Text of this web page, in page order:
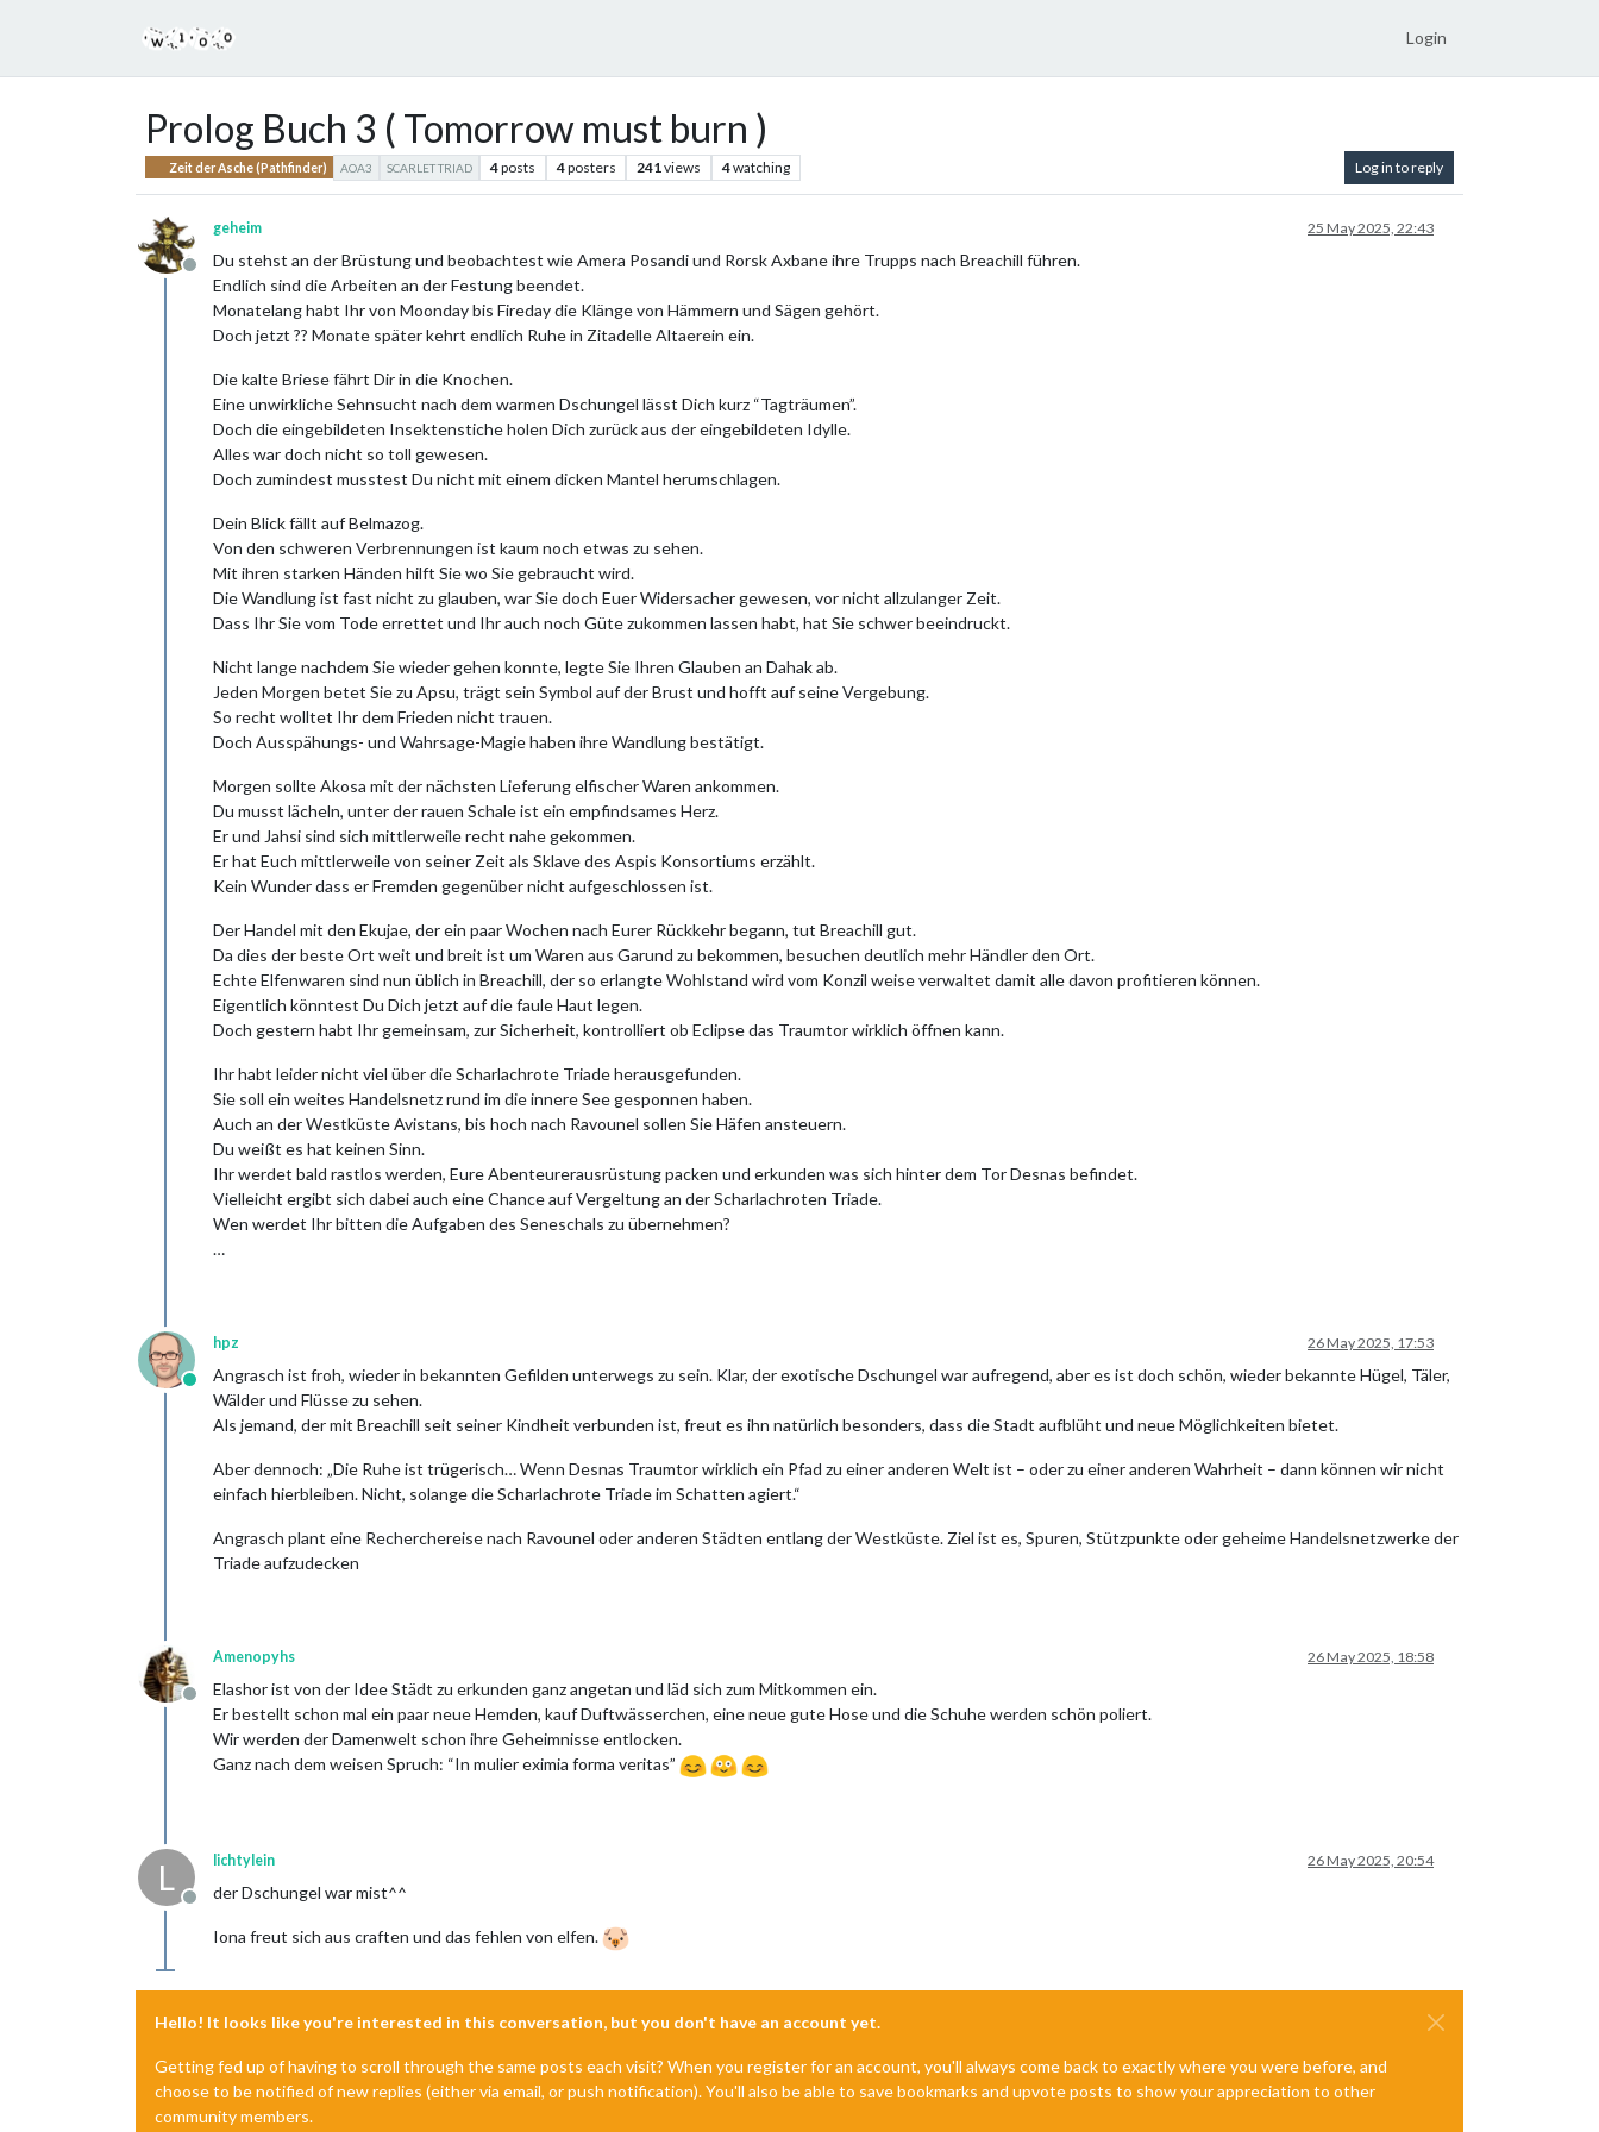
Login
Prolog Buch 3 ( Tomorrow must burn )
Zeit der Asche (Pathfinder) AOA3 SCARLET TRIAD 4posts 4posters 241 views 4watching Log in to reply
Offline
geheim 25 May 2025, 22:43
Du stehst an der Brüstung und beobachtest wie Amera Posandi und Rorsk Axbane ihre Trupps nach Breachill führen.
Endlich sind die Arbeiten an der Festung beendet.
Monatelang habt Ihr von Moonday bis Fireday die Klänge von Hämmern und Sägen gehört.
Doch jetzt ?? Monate später kehrt endlich Ruhe in Zitadelle Altaerein ein.
Die kalte Briese fährt Dir in die Knochen.
Eine unwirkliche Sehnsucht nach dem warmen Dschungel lässt Dich kurz “Tagträumen”.
Doch die eingebildeten Insektenstiche holen Dich zurück aus der eingebildeten Idylle.
Alles war doch nicht so toll gewesen.
Doch zumindest musstest Du nicht mit einem dicken Mantel herumschlagen.
Dein Blick fällt auf Belmazog.
Von den schweren Verbrennungen ist kaum noch etwas zu sehen.
Mit ihren starken Händen hilft Sie wo Sie gebraucht wird.
Die Wandlung ist fast nicht zu glauben, war Sie doch Euer Widersacher gewesen, vor nicht allzulanger Zeit.
Dass Ihr Sie vom Tode errettet und Ihr auch noch Güte zukommen lassen habt, hat Sie schwer beeindruckt.
Nicht lange nachdem Sie wieder gehen konnte, legte Sie Ihren Glauben an Dahak ab.
Jeden Morgen betet Sie zu Apsu, trägt sein Symbol auf der Brust und hofft auf seine Vergebung.
So recht wolltet Ihr dem Frieden nicht trauen.
Doch Ausspähungs- und Wahrsage-Magie haben ihre Wandlung bestätigt.
Morgen sollte Akosa mit der nächsten Lieferung elfischer Waren ankommen.
Du musst lächeln, unter der rauen Schale ist ein empfindsames Herz.
Er und Jahsi sind sich mittlerweile recht nahe gekommen.
Er hat Euch mittlerweile von seiner Zeit als Sklave des Aspis Konsortiums erzählt.
Kein Wunder dass er Fremden gegenüber nicht aufgeschlossen ist.
Der Handel mit den Ekujae, der ein paar Wochen nach Eurer Rückkehr begann, tut Breachill gut.
Da dies der beste Ort weit und breit ist um Waren aus Garund zu bekommen, besuchen deutlich mehr Händler den Ort.
Echte Elfenwaren sind nun üblich in Breachill, der so erlangte Wohlstand wird vom Konzil weise verwaltet damit alle davon profitieren können.
Eigentlich könntest Du Dich jetzt auf die faule Haut legen.
Doch gestern habt Ihr gemeinsam, zur Sicherheit, kontrolliert ob Eclipse das Traumtor wirklich öffnen kann.
Ihr habt leider nicht viel über die Scharlachrote Triade herausgefunden.
Sie soll ein weites Handelsnetz rund im die innere See gesponnen haben.
Auch an der Westküste Avistans, bis hoch nach Ravounel sollen Sie Häfen ansteuern.
Du weißt es hat keinen Sinn.
Ihr werdet bald rastlos werden, Eure Abenteurerausrüstung packen und erkunden was sich hinter dem Tor Desnas befindet.
Vielleicht ergibt sich dabei auch eine Chance auf Vergeltung an der Scharlachroten Triade.
Wen werdet Ihr bitten die Aufgaben des Seneschals zu übernehmen?
…
Online
hpz 26 May 2025, 17:53
Angrasch ist froh, wieder in bekannten Gefilden unterwegs zu sein. Klar, der exotische Dschungel war aufregend, aber es ist doch schön, wieder bekannte Hügel, Täler,
Wälder und Flüsse zu sehen.
Als jemand, der mit Breachill seit seiner Kindheit verbunden ist, freut es ihn natürlich besonders, dass die Stadt aufblüht und neue Möglichkeiten bietet.
Aber dennoch: „Die Ruhe ist trügerisch… Wenn Desnas Traumtor wirklich ein Pfad zu einer anderen Welt ist – oder zu einer anderen Wahrheit – dann können wir nicht
einfach hierbleiben. Nicht, solange die Scharlachrote Triade im Schatten agiert.“
Angrasch plant eine Recherchereise nach Ravounel oder anderen Städten entlang der Westküste. Ziel ist es, Spuren, Stützpunkte oder geheime Handelsnetzwerke der
Triade aufzudecken
Offline
Amenopyhs 26 May 2025, 18:58
Elashor ist von der Idee Städt zu erkunden ganz angetan und läd sich zum Mitkommen ein.
Er bestellt schon mal ein paar neue Hemden, kauf Duftwässerchen, eine neue gute Hose und die Schuhe werden schön poliert.
Wir werden der Damenwelt schon ihre Geheimnisse entlocken.
Ganz nach dem weisen Spruch: “In mulier eximia forma veritas”
L
Offline
lichtylein 26 May 2025, 20:54
der Dschungel war mist^^
Iona freut sich aus craften und das fehlen von elfen.
Hello! It looks like you're interested in this conversation, but you don't have an account yet.
Getting fed up of having to scroll through the same posts each visit? When you register for an account, you'll always come back to exactly where you were before, and
choose to be notified of new replies (either via email, or push notification). You'll also be able to save bookmarks and upvote posts to show your appreciation to other
community members.